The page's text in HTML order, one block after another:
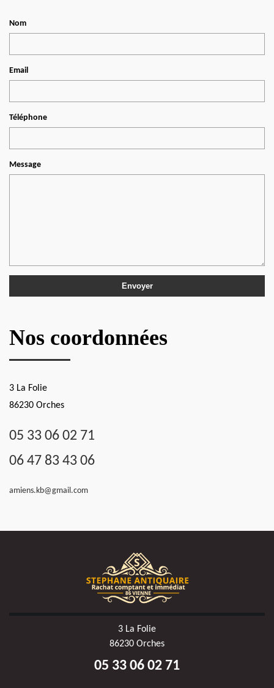
Nom
Email
Téléphone
Message
Nos coordonnées
3 La Folie
86230 Orches
05 33 06 02 71
06 47 83 43 06
amiens.kb@gmail.com
3 La Folie
86230 Orches
05 33 06 02 71